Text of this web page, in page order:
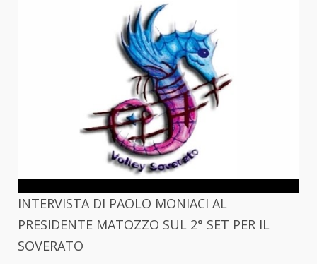
INTERVISTA DI PAOLO MONIACI AL
PRESIDENTE MATOZZO SUL 2° SET PER IL
SOVERATO